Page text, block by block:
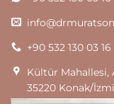
+90 532 130 03 16
Kültür Mahallesi,
35220 Konak/